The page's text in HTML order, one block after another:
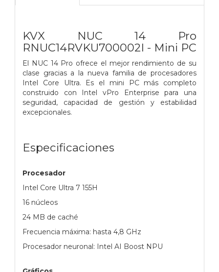
KVX NUC 14 Pro
RNUC14RVKU700002I - Mini PC
El NUC 14 Pro ofrece el mejor rendimiento de su
clase gracias a la nueva familia de procesadores
Intel Core Ultra. Es el mini PC más completo
construido con Intel vPro Enterprise para una
seguridad, capacidad de gestión y estabilidad
excepcionales.
Especificaciones
Procesador
Intel Core Ultra 7 155H
16 núcleos
24 MB de caché
Frecuencia máxima: hasta 4,8 GHz
Procesador neuronal: Intel AI Boost NPU